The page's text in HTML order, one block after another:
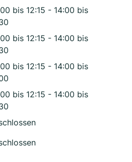
bis 12:15 - 14:00 bis
bis 12:15 - 14:00 bis
bis 12:15 - 14:00 bis
bis 12:15 - 14:00 bis